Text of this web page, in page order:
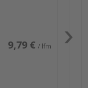
9,79 € / lfm